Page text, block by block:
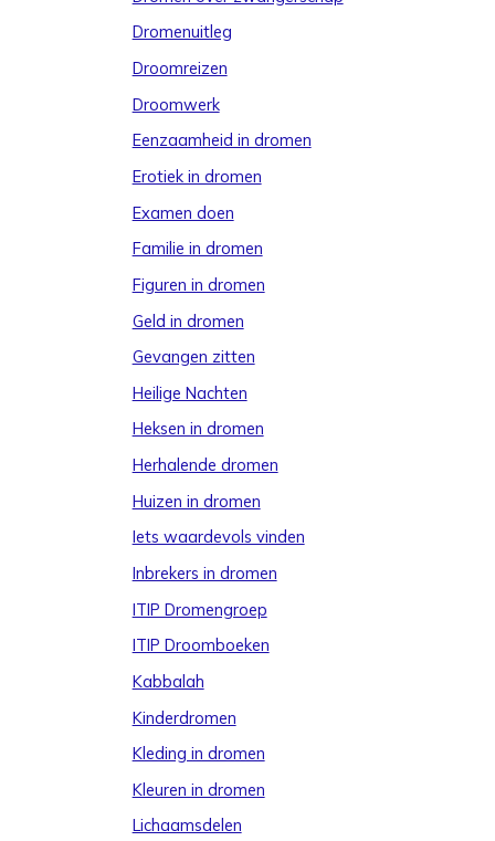
Dromenuitleg
Droomreizen
Droomwerk
Eenzaamheid in dromen
Erotiek in dromen
Examen doen
Familie in dromen
Figuren in dromen
Geld in dromen
Gevangen zitten
Heilige Nachten
Heksen in dromen
Herhalende dromen
Huizen in dromen
Iets waardevols vinden
Inbrekers in dromen
ITIP Dromengroep
ITIP Droomboeken
Kabbalah
Kinderdromen
Kleding in dromen
Kleuren in dromen
Lichaamsdelen